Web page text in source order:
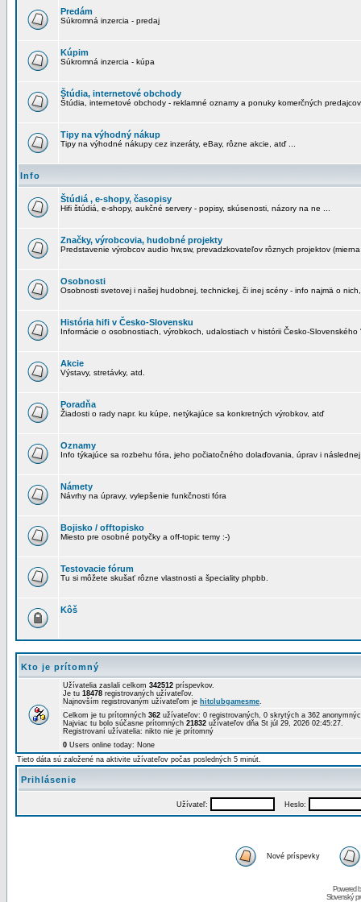
Predám
Súkromná inzercia - predaj
Kúpim
Súkromná inzercia - kúpa
Štúdia, internetové obchody
Štúdia, internetové obchody - reklamné oznamy a ponuky komerčných predajcov
Tipy na výhodný nákup
Tipy na výhodné nákupy cez inzeráty, eBay, rôzne akcie, atď ...
Info
Štúdiá , e-shopy, časopisy
Hifi štúdiá, e-shopy, aukčné servery - popisy, skúsenosti, názory na ne ...
Značky, výrobcovia, hudobné projekty
Predstavenie výrobcov audio hw,sw, prevadzkovateľov rôznych projektov
Osobnosti
Osobnosti svetovej i našej hudobnej, technickej, či inej scény - info najmä o
História hifi v Česko-Slovensku
Informácie o osobnostiach, výrobkoch, udalostiach v histórii Česko-Slovenského
Akcie
Výstavy, stretávky, atd.
Poradňa
Žiadosti o rady napr. ku kúpe, netýkajúce sa konkretných výrobkov, atď
Oznamy
Info týkajúce sa rozbehu fóra, jeho počiatočného dolaďovania, úprav i
Námety
Návrhy na úpravy, vylepšenie funkčnosti fóra
Bojisko / offtopisko
Miesto pre osobné potyčky a off-topic temy :-)
Testovacie fórum
Tu si môžete skušať rôzne vlastnosti a špeciality phpbb.
Kôš
Kto je prítomný
Užívatelia zaslali celkom 342512 príspevkov.
Je tu 18478 registrovaných užívateľov.
Najnovším registrovaným užívateľom je hitclubgamesme.
Celkom je tu prítomných 362 užívateľov: 0 registrovaných, 0 skrytých a 362
Najviac tu bolo súčasne prítomných 21832 užívateľov dňa St júl 29, 2026 02:45:27.
Registrovaní užívatelia: nikto nie je prítomný
0 Users online today: None
Tieto dáta sú založené na aktivite užívateľov počas posledných 5 minút.
Prihlásenie
Užívateľ: Heslo:
Nové príspevky
Powered
Slovenský